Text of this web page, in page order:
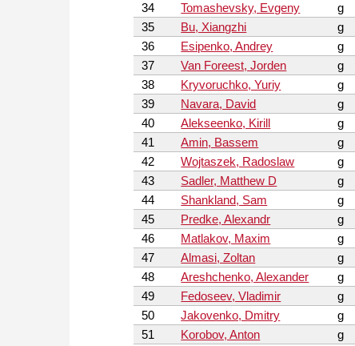
34
Tomashevsky, Evgeny g
35
Bu, Xiangzhi g
36
Esipenko, Andrey g
37
Van Foreest, Jorden g
38
Kryvoruchko, Yuriy g
39
Navara, David g
40
Alekseenko, Kirill g
41
Amin, Bassem g
42
Wojtaszek, Radoslaw g
43
Sadler, Matthew D g
44
Shankland, Sam g
45
Predke, Alexandr g
46
Matlakov, Maxim g
47
Almasi, Zoltan g
48
Areshchenko, Alexander g
49
Fedoseev, Vladimir g
50
Jakovenko, Dmitry g
51
Korobov, Anton g